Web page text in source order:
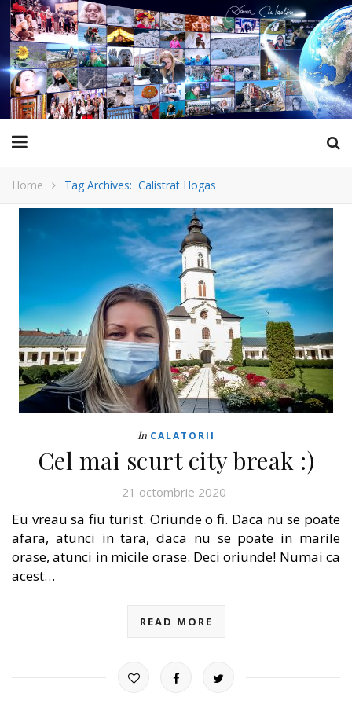
Home Tag Archives: Calistrat Hogas
In CALATORII
Cel mai scurt city break :)
21 octombrie 2020
Eu vreau sa fiu turist. Oriunde o fi. Daca nu se poate
afara, atunci in tara, daca nu se poate in marile
orase, atunci in micile orase. Deci oriunde! Numai ca
acest…
READ MORE